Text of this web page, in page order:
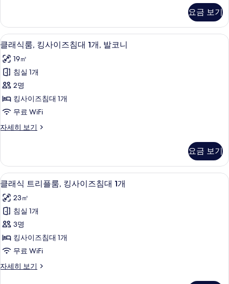
개,
발
코
니
사
진
모
두
보
싱
글
침
2
개,
코
니
자
세
히
요금 보기
클
래
식
룸,
킹
사
이
즈
대
개,
발
코
니
사
진
모
클래식룸, 킹사이즈침대 1개, 발코니 |
3
클래식룸, 킹사이즈침대 1개, 발코니
19㎡
침실 1개
2명
킹사이즈침대 1개
무료 WiFi
자세히 보기
클
킹
사
이
침
대
개,
발
코
니
자
요금 보기
클
래
식
트
리
플
룸,
킹
클래식 트리플룸, 킹사이즈침대 1개 |
2
클래식 트리플룸, 킹사이즈침대 1개
23㎡
침실 1개
3명
킹사이즈침대 1개
무료 WiFi
자세히 보기
클